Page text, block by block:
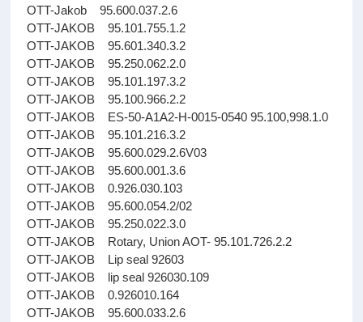
OTT-Jakob 95.600.037.2.6
OTT-JAKOB 95.101.755.1.2
OTT-JAKOB 95.601.340.3.2
OTT-JAKOB 95.250.062.2.0
OTT-JAKOB 95.101.197.3.2
OTT-JAKOB 95.100.966.2.2
OTT-JAKOB ES-50-A1A2-H-0015-0540 95.100,998.1.0
OTT-JAKOB 95.101.216.3.2
OTT-JAKOB 95.600.029.2.6V03
OTT-JAKOB 95.600.001.3.6
OTT-JAKOB 0.926.030.103
OTT-JAKOB 95.600.054.2/02
OTT-JAKOB 95.250.022.3.0
OTT-JAKOB Rotary, Union AOT- 95.101.726.2.2
OTT-JAKOB Lip seal 92603
OTT-JAKOB lip seal 926030.109
OTT-JAKOB 0.926010.164
OTT-JAKOB 95.600.033.2.6